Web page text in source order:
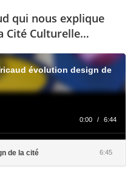
qui nous explique
Cité Culturelle…
évolution design de
0:00 / 6:44
de la cité 6:45